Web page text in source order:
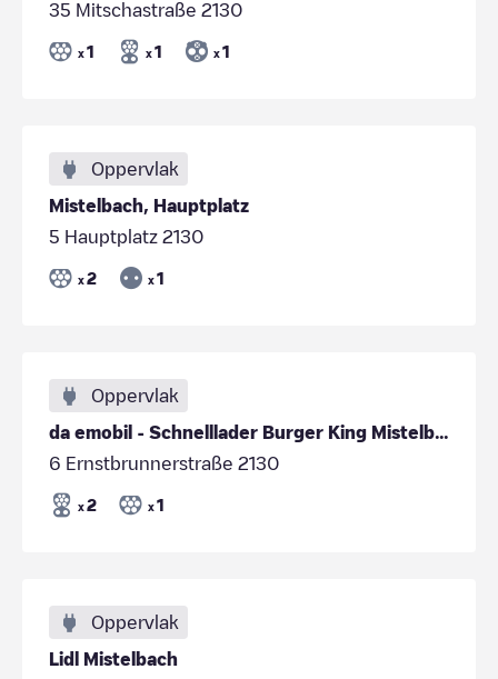
35 Mitschastraße 2130
x 1 x 1 x 1
Oppervlak
Mistelbach, Hauptplatz
5 Hauptplatz 2130
x 2 x 1
Oppervlak
da emobil - Schnelllader Burger King Mistelbach
6 Ernstbrunnerstraße 2130
x 2 x 1
Oppervlak
Lidl Mistelbach